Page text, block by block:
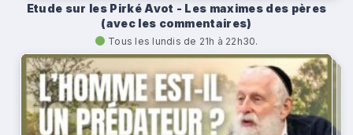
Etude sur les Pirké Avot - Les maximes des pères
(avec les commentaires)
Tous les lundis de 21h à 22h30.